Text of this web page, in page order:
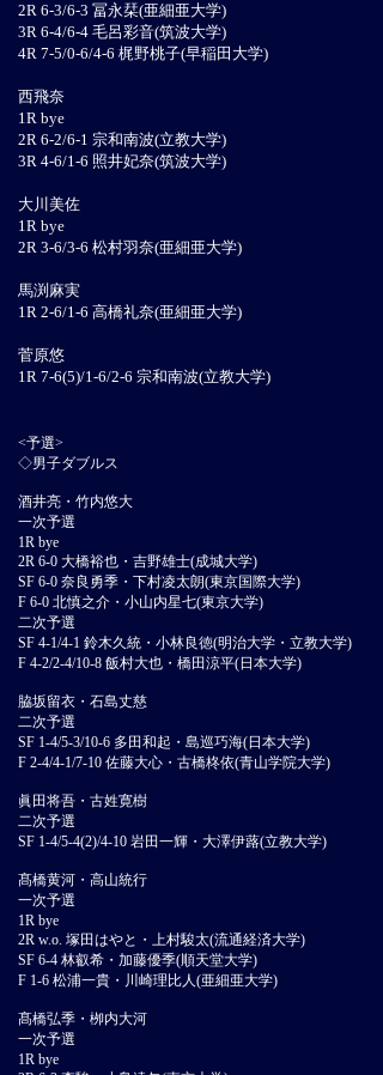
2R 6-3/6-3 冨永栞(亜細亜大学)
3R 6-4/6-4 毛呂彩音(筑波大学)
4R 7-5/0-6/4-6 梶野桃子(早稲田大学)
西飛奈
1R bye
2R 6-2/6-1 宗和南波(立教大学)
3R 4-6/1-6 照井妃奈(筑波大学)
大川美佐
1R bye
2R 3-6/3-6 松村羽奈(亜細亜大学)
馬渕麻実
1R 2-6/1-6 高橋礼奈(亜細亜大学)
菅原悠
1R 7-6(5)/1-6/2-6 宗和南波(立教大学)
<予選>
◇男子ダブルス
酒井亮・竹内悠大
一次予選
1R bye
2R 6-0 大橋裕也・吉野雄士(成城大学)
SF 6-0 奈良勇季・下村凌太朗(東京国際大学)
F 6-0 北慎之介・小山内星七(東京大学)
二次予選
SF 4-1/4-1 鈴木久統・小林良徳(明治大学・立教大学)
F 4-2/2-4/10-8 飯村大也・橋田涼平(日本大学)
脇坂留衣・石島丈慈
二次予選
SF 1-4/5-3/10-6 多田和起・島巡巧海(日本大学)
F 2-4/4-1/7-10 佐藤大心・古橋柊依(青山学院大学)
眞田将吾・古姓寛樹
二次予選
SF 1-4/5-4(2)/4-10 岩田一輝・大澤伊蕗(立教大学)
髙橋黄河・高山統行
一次予選
1R bye
2R w.o. 塚田はやと・上村駿太(流通経済大学)
SF 6-4 林叡希・加藤優季(順天堂大学)
F 1-6 松浦一貴・川崎理比人(亜細亜大学)
髙橋弘季・栁内大河
一次予選
1R bye